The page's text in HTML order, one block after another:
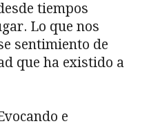
tiempos
Lo que nos
sentimiento de
que ha existido a
e